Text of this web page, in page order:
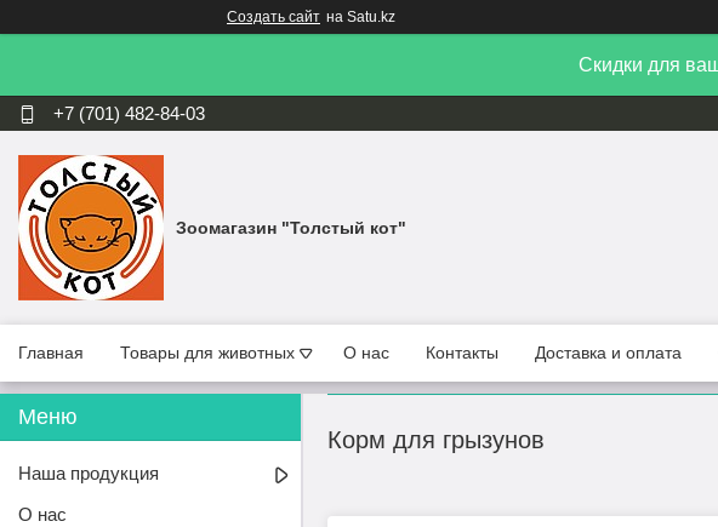
Создать сайт на Satu.kz
Скидки для
+7 (701) 482-84-03
Зоомагазин "Толстый кот"
Главная Товары для животных О нас Контакты Доставка и оплата
Корм для грызунов
Наша продукция
О нас